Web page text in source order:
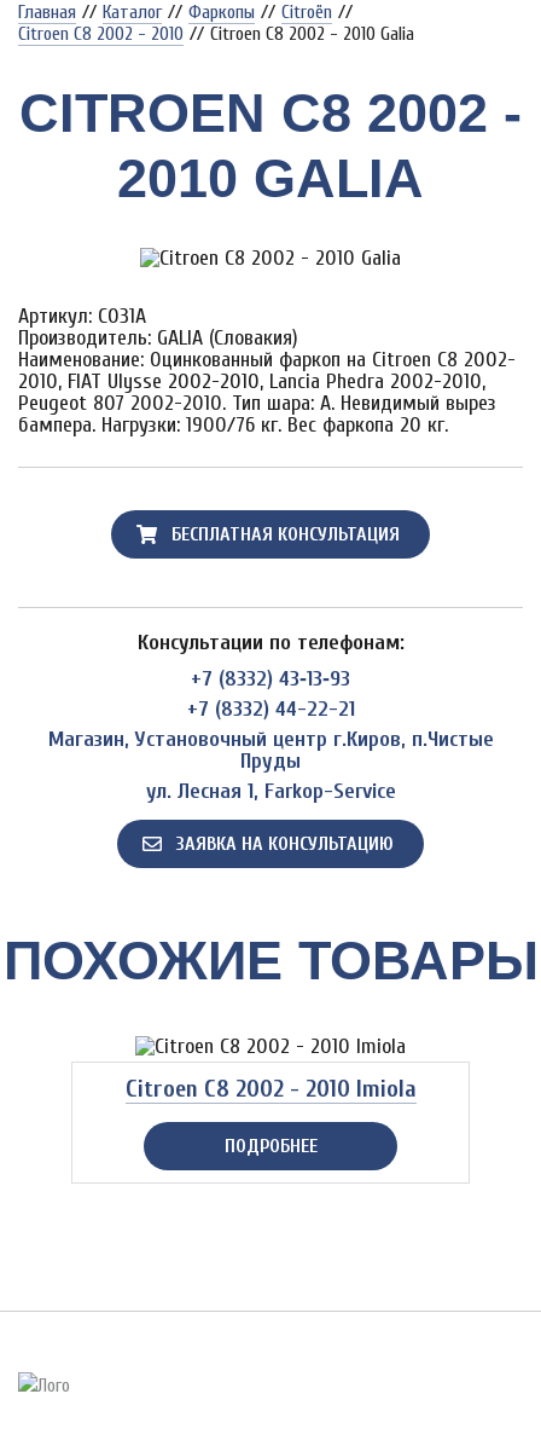
Главная // Каталог // Фаркопы // Citroёn //
Citroen C8 2002 - 2010 // Citroen C8 2002 - 2010 Galia
CITROEN C8 2002 -
2010 GALIA
Артикул: C031A
Производитель: GALIA (Словакия)
Наименование: Оцинкованный фаркоп на Citroen C8 2002-
2010, FIAT Ulysse 2002-2010, Lancia Phedra 2002-2010,
Peugeot 807 2002-2010. Тип шара: A. Невидимый вырез
бампера. Нагрузки: 1900/76 кг. Вес фаркопа 20 кг.
БЕСПЛАТНАЯ КОНСУЛЬТАЦИЯ
Консультации по телефонам:
+7 (8332) 43‑13‑93
+7 (8332) 44-22-21
Магазин, Установочный центр г.Киров, п.Чистые
Пруды
ул. Лесная 1, Farkop-Service
ЗАЯВКА НА КОНСУЛЬТАЦИЮ
ПОХОЖИЕ ТОВАРЫ
Citroen C8 2002 - 2010 Imiola
ПОДРОБНЕЕ